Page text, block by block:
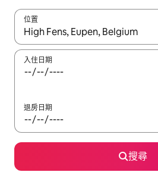
位置
如有搜尋結果，瀏覽內容時請使用
入住日期
退房日期
搜尋